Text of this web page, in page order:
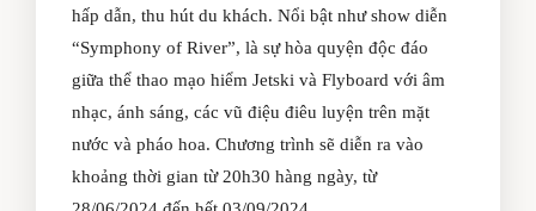
hấp dẫn, thu hút du khách. Nổi bật như show diễn
“Symphony of River”, là sự hòa quyện độc đáo
giữa thể thao mạo hiểm Jetski và Flyboard với âm
nhạc, ánh sáng, các vũ điệu điêu luyện trên mặt
nước và pháo hoa. Chương trình sẽ diễn ra vào
khoảng thời gian từ 20h30 hàng ngày, từ